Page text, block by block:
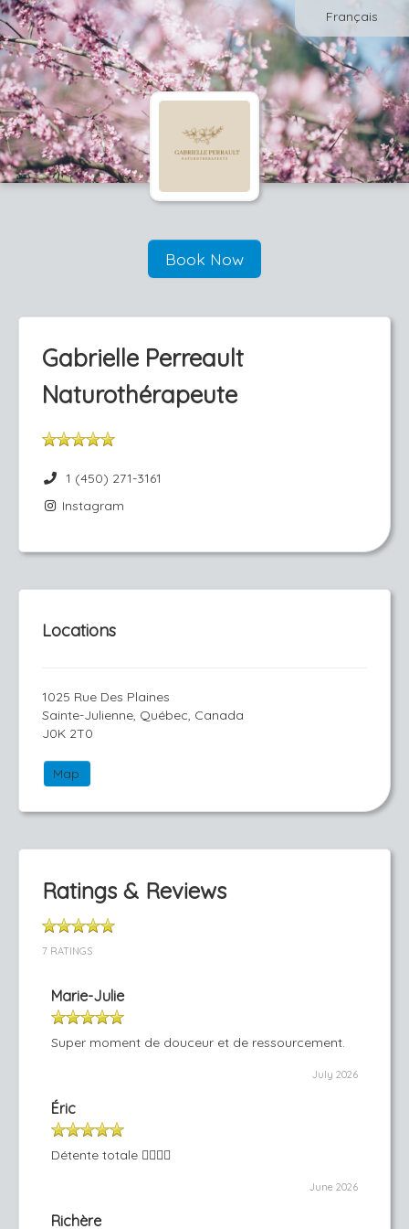
Français
Book Now
Gabrielle Perreault
Naturothérapeute
1 (450) 271-3161
Instagram
Locations
1025 Rue Des Plaines
Sainte-Julienne, Québec, Canada
J0K 2T0
Map
Ratings & Reviews
7 RATINGS
Marie-Julie
Super moment de douceur et de ressourcement.
July 2026
Éric
Détente totale 👍🏻🙏🏻
June 2026
Richère